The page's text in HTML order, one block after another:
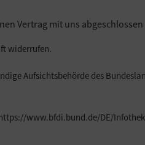
Vertrag mit uns abgeschlossen
widerrufen.
Aufsichtsbehörde des
www.bfdi.bund.de/DE/